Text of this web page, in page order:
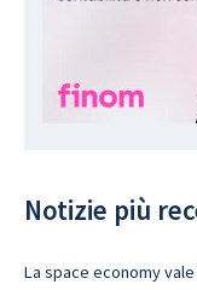
Notizie più
La space economy